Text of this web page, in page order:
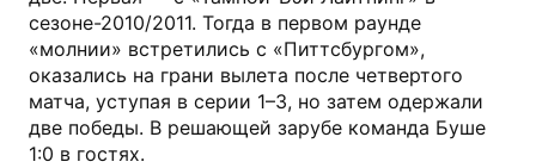
сезоне-2010/2011. Тогда в первом раунде
«молнии» встретились с «Питтсбургом»,
оказались на грани вылета после четвертого
матча, уступая в серии 1–3, но затем одержали
две победы. В решающей зарубе команда Буше
1:0 в гостях.